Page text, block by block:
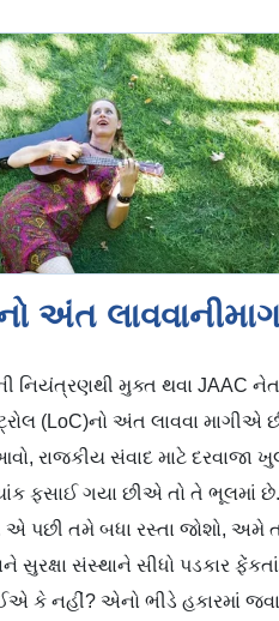
અંત
નિયંત્રણથી મુક્ત થવા JAAC
(LoC)નો અંત લાવવા
રાજકીય સંવાદ માટે દરવાજા
ફસાઈ ગયા છીએ તો તે ભૂલમાં
એ પછી તમે બધા રસ્તા જોશો, અમે
સુરક્ષા સંસ્થાને સીધો પડકાર
કે નહીં? એનો ભીડે હકારમાં